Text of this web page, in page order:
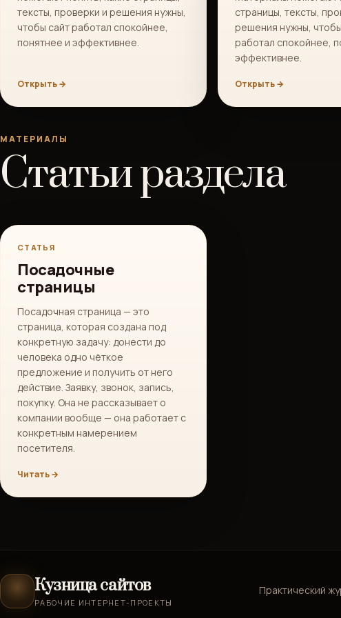
тексты, проверки и решения нужны,
чтобы сайт работал спокойнее,
понятнее и эффективнее.
Открыть →
страницы, тексты,
решения нужны,
работал спокойнее,
эффективнее.
Открыть →
МАТЕРИАЛЫ
Статьи раздела
СТАТЬЯ
Посадочные
страницы
Посадочная страница — это
страница, которая создана под
конкретную задачу: донести до
человека одно чёткое
предложение и получить от него
действие. Заявку, звонок, запись,
покупку. Она не рассказывает о
компании вообще — она работает с
конкретным намерением
посетителя.
Читать →
Кузница сайтов
РАБОЧИЕ ИНТЕРНЕТ-ПРОЕКТЫ
Практический